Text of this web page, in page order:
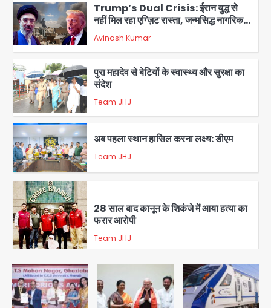
1
Trump’s Dual Crisis: ईरान युद्ध से
नहीं मिल रहा एग्ज़िट रास्ता, जन्मसिद्ध नागरिकता
पर सुप्रीम कोर्ट को दी फिर चुनौती
Avinash Kumar
2
पुरा महादेव से बेटियों के स्वास्थ्य और सुरक्षा का
संदेश
Team JHJ
3
अब पहला स्थान हासिल करना लक्ष्य: डीएम
Team JHJ
4
28 साल बाद कानून के शिकंजे में आया हत्या का
फरार आरोपी
Team JHJ